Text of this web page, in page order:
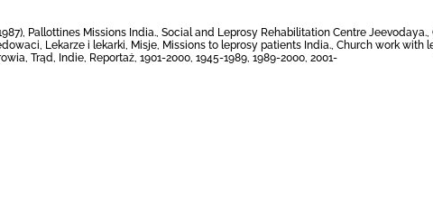
Pallottines Missions India., Social and Leprosy Rehabilitation Centre
Lekarze i lekarki, Misje, Missions to leprosy patients India., Church work with
Trąd, Indie, Reportaż, 1901-2000, 1945-1989, 1989-2000, 2001-